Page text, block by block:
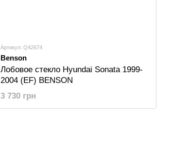
Артикул: Q42674
Benson
Лобовое стекло Hyundai Sonata 1999-
2004 (EF) BENSON
3 730 грн